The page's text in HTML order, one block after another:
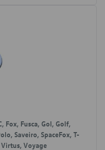
Fox, Fusca, Gol, Golf,
Saveiro, SpaceFox, T-
Virtus, Voyage